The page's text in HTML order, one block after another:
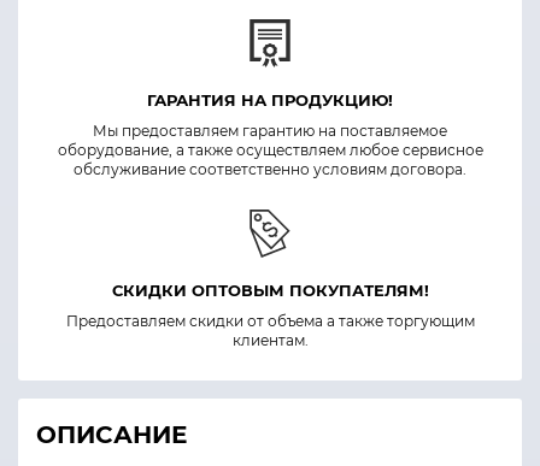
ГАРАНТИЯ НА ПРОДУКЦИЮ!
Мы предоставляем гарантию на поставляемое
оборудование, а также осуществляем любое сервисное
обслуживание соответственно условиям договора.
СКИДКИ ОПТОВЫМ ПОКУПАТЕЛЯМ!
Предоставляем скидки от объема а также торгующим
клиентам.
ОПИСАНИЕ